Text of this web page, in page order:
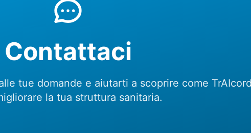
Contattaci
tue domande e aiutarti a scoprire come
la tua struttura sanitaria.